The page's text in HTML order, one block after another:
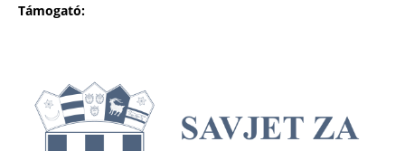
Támogató: